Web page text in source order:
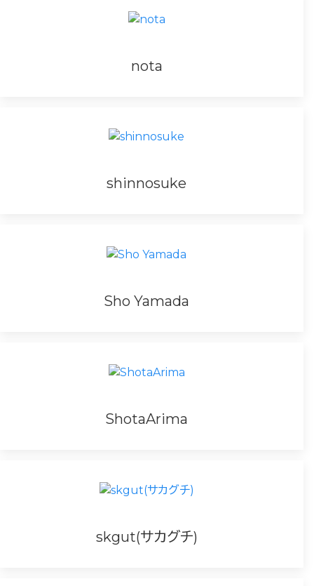
nota
shinnosuke
Sho Yamada
ShotaArima
skgut(サカグチ)